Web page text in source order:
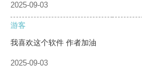
2025-09-03
游客
我喜欢这个软件 作者加油
2025-09-03